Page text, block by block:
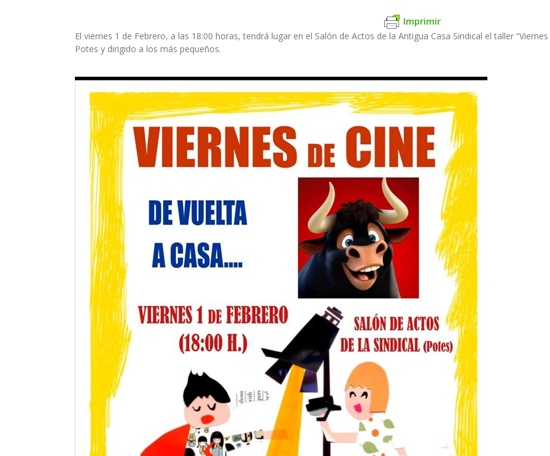
Imprimir
El viernes 1 de Febrero, a las 18:00 horas, tendrá lugar en el Salón de Actos de la Antigua Casa Sindical el taller
Potes y dirigido a los más pequeños.